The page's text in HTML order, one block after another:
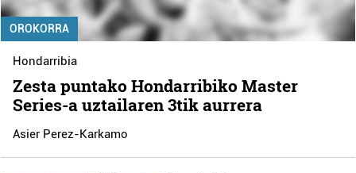
OROKORRA
Hondarribia
Zesta puntako Hondarribiko Master
Series-a uztailaren 3tik aurrera
Asier Perez-Karkamo